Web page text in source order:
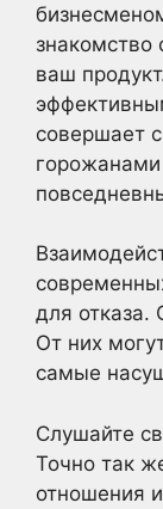
знакомство
ваш
совершает
горожанами
для отказа.
От них
самые
Слушайте
Точно так
отношения